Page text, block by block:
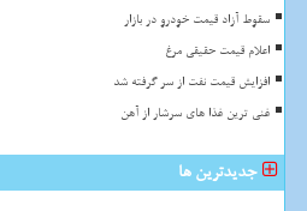
سقوط آزاد قیمت خودرو در بازار
اعلام قیمت حقیقی مرغ
افزایش قیمت نفت از سر گرفته شد
غنی ترین غذا های سرشار از آهن
جدیدترین ها